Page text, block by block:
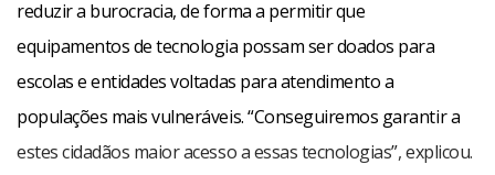
reduzir a burocracia, de forma a permitir que
equipamentos de tecnologia possam ser doados para
escolas e entidades voltadas para atendimento a
populações mais vulneráveis. “Conseguiremos garantir a
estes cidadãos maior acesso a essas tecnologias”, explicou.